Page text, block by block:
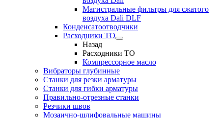
Магистральные фильтры для сжатого
воздуха Dali DLF
Конденсатоотводчики
Расходники ТО
Назад
Расходники ТО
Компрессорное масло
Вибраторы глубинные
Станки для резки арматуры
Станки для гибки арматуры
Правильно-отрезные станки
Резчики швов
Мозаично-шлифовальные машины